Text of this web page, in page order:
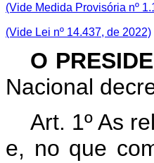
(Vide Medida Provisória nº
(Vide Lei nº 14.437, de 2022)
O
Nacional
Art. 1º As
e, no que